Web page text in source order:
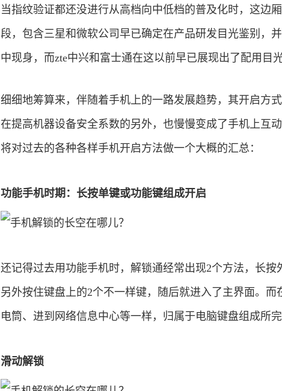
当指纹验证都还没进行从高档向中低档的普及化时，这边
段，包含三星和微软公司早已确定在产品研发目光鉴别，
中现身，而zte中兴和富士通在这以前早已展现出了配用目
细细地筹算来，伴随着手机上的一路发展趋势，其开启方
在提高机器设备安全系数的另外，也慢慢变成了手机上互
将对过去的各种各样手机开启方法做一个大概的汇总：
功能手机时期：长按单键或功能键组成开启
还记得过去用功能手机时，解锁通经常出现2个方法，长按
另外按住键盘上的2个不一样键，随后就进入了主界面。
电筒、进到网络信息中心等一样，归属于电脑键盘组成所
滑动解锁